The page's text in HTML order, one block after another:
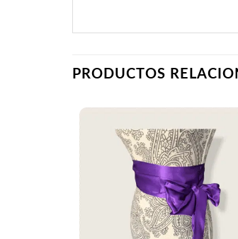
PRODUCTOS